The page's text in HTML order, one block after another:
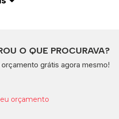
O QUE PROCURAVA?
orçamento grátis agora mesmo!
orçamento